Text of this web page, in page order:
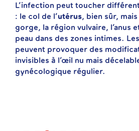
L’infection peut toucher
: le col de l’utérus, bien sûr,
gorge, la région vulvaire, l’anus
peau dans des zones intimes.
peuvent provoquer des
invisibles à l’œil nu mais
gynécologique régulier.